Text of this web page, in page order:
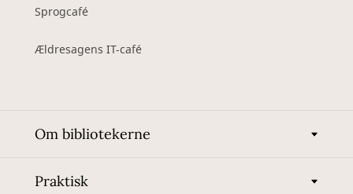
Sprogcafé
Ældresagens IT-café
Om bibliotekerne
Praktisk